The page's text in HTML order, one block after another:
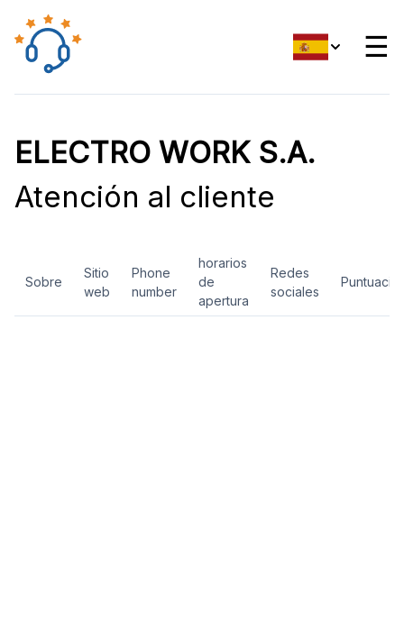
☰
ELECTRO WORK S.A.
Atención al cliente
Sobre
Sitio
web
Phone
number
horarios
de
apertura
Redes
sociales